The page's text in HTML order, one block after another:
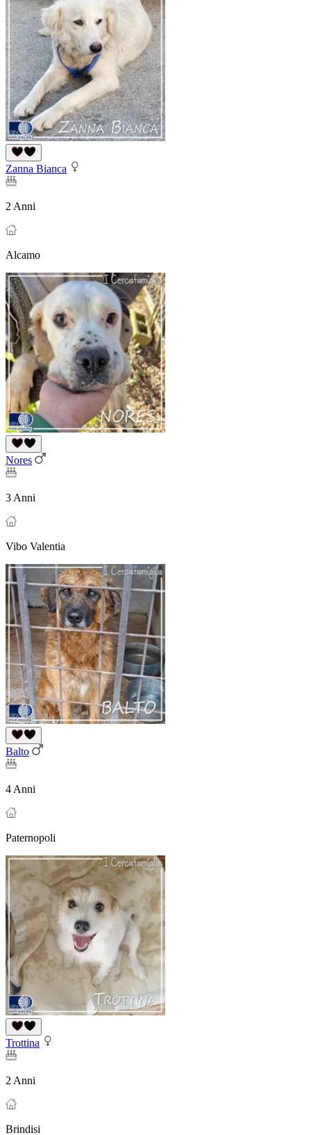
Zanna Bianca
2 Anni
Alcamo
Nores
3 Anni
Vibo Valentia
Balto
4 Anni
Paternopoli
Trottina
2 Anni
Brindisi